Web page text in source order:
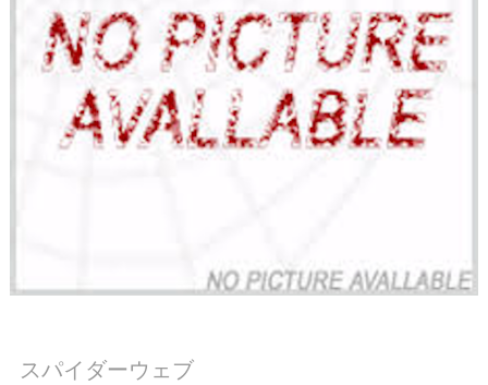
スパイダーウェブ